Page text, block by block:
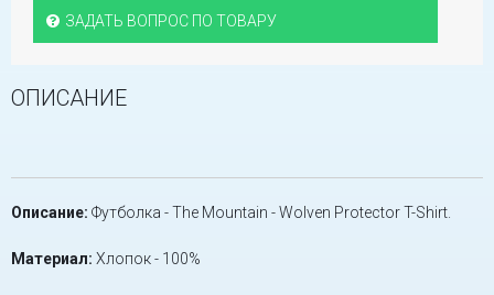
ЗАДАТЬ ВОПРОС ПО ТОВАРУ
ОПИСАНИЕ
Описание: Футболка - The Mountain - Wolven Protector T-Shirt.
Материал: Хлопок - 100%